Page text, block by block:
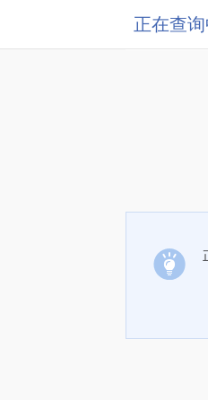
正在查询